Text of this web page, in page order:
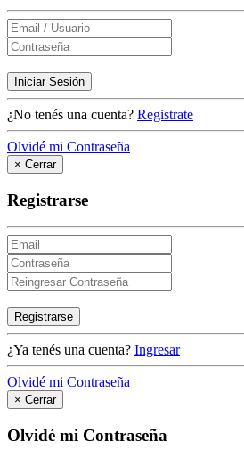
Iniciar Sesión
¿No tenés una cuenta? Registrate
Olvidé mi Contraseña
× Cerrar
Registrarse
Registrarse
¿Ya tenés una cuenta? Ingresar
Olvidé mi Contraseña
× Cerrar
Olvidé mi Contraseña